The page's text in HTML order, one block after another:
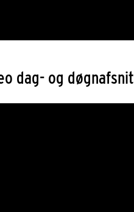
dag- og døgnafsnit